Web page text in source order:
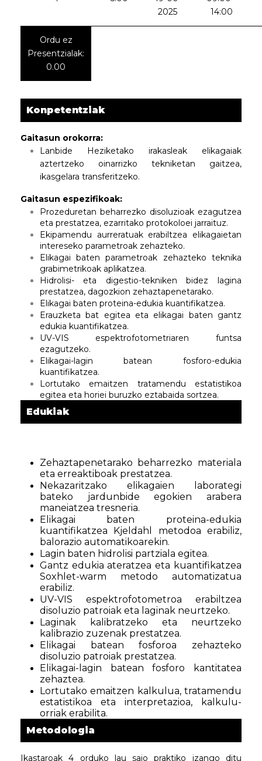
2025
14:00
Ordu ez
Presentzialak:
0.00
Konpetentziak
Gaitasun orokorra:
Lanbide Heziketako irakasleak elikagaiak
aztertzeko oinarrizko tekniketan gaitzea,
ikasgelara transferitzeko.
Gaitasun espezifikoak:
Prozeduretan beharrezko disoluzioak ezagutzea
eta prestatzea, ezarritako protokoloei jarraituz.
Ekipamendu aurreratuak erabiltzea elikagaietan
intereseko parametroak zehazteko.
Elikagai baten parametroak zehazteko teknika
grabimetrikoak aplikatzea.
Hidrolisi- eta digestio-tekniken bidez lagina
prestatzea, dagozkion zehaztapenetarako.
Elikagai baten proteina-edukia kuantifikatzea.
Erauzketa bat egitea eta elikagai baten gantz
edukia kuantifikatzea.
UV-VIS espektrofotometriaren funtsa
ezagutzeko.
Elikagai-lagin batean fosforo-edukia
kuantifikatzea.
Lortutako emaitzen tratamendu estatistikoa
egitea eta horiei buruzko eztabaida sortzea.
Edukiak
Zehaztapenetarako beharrezko materiala
eta erreaktiboak prestatzea.
Nekazaritzako elikagaien laborategi
bateko jardunbide egokien arabera
maneiatzea tresneria.
Elikagai baten proteina-edukia
kuantifikatzea Kjeldahl metodoa erabiliz,
balorazio automatikoarekin.
Lagin baten hidrolisi partziala egitea.
Gantz edukia ateratzea eta kuantifikatzea
Soxhlet-warm metodo automatizatua
erabiliz.
UV-VIS espektrofotometroa erabiltzea
disoluzio patroiak eta laginak neurtzeko.
Laginak kalibratzeko eta neurtzeko
kalibrazio zuzenak prestatzea.
Elikagai batean fosforoa zehazteko
disoluzio patroiak prestatzea.
Elikagai-lagin batean fosforo kantitatea
zehaztea.
Lortutako emaitzen kalkulua, tratamendu
estatistikoa eta interpretazioa, kalkulu-
orriak erabilita.
Metodologia
Ikastaroak 4 orduko lau saio praktiko izango ditu